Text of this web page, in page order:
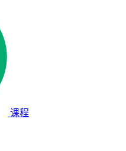
课程